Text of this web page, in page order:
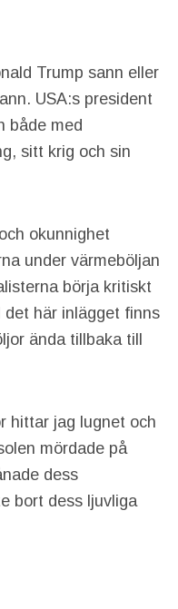
Trump sann eller
USA:s president
både med
sitt krig och sin
okunnighet
under värmeböljan
börja kritiskt
det här inlägget finns
ända tillbaka till
hittar jag lugnet och
mördade på
dess
bort dess ljuvliga